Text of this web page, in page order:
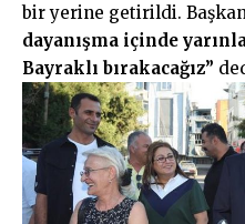
bir yerine getirildi.
dayanışma içinde
Bayraklı bırakacağız”